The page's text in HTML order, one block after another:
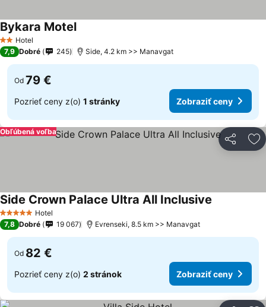
2 Počet hviezdičiek
Hotel
Bykara Motel
7,9 Dobré 245 Side, 4.2 km >> Manavgat
Od 79 €
Pozrieť ceny z(o) 1 stránky Zobraziť ceny
Zdieľať
Obľúbená voľba
5 Počet hviezdičiek
Hotel
Side Crown Palace Ultra All Inclusive
7,8 Dobré 19 067 Evrenseki, 8.5 km >> Manavgat
Od 82 €
Pozrieť ceny z(o) 2 stránok Zobraziť ceny